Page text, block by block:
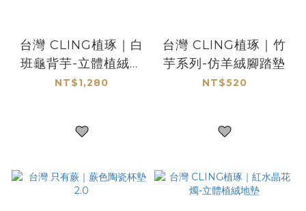
台灣 CLING植琢｜白
班龜背芋-立體植絨地
墊
NT$1,280
台灣 CLING植琢｜竹
芋系列-仿羊絨腳踏墊
NT$520